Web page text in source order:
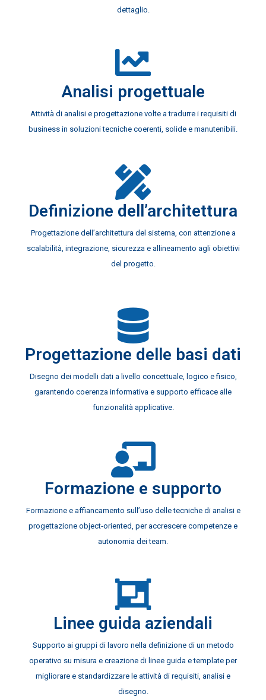
dettaglio.
Analisi progettuale
Attività di analisi e progettazione volte a tradurre i requisiti di
business in soluzioni tecniche coerenti, solide e manutenibili.
Definizione dell’architettura
Progettazione dell’architettura del sistema, con attenzione a
scalabilità, integrazione, sicurezza e allineamento agli obiettivi
del progetto.
Progettazione delle basi dati
Disegno dei modelli dati a livello concettuale, logico e fisico,
garantendo coerenza informativa e supporto efficace alle
funzionalità applicative.
Formazione e supporto
Formazione e affiancamento sull’uso delle tecniche di analisi e
progettazione object‑oriented, per accrescere competenze e
autonomia dei team.
Linee guida aziendali
Supporto ai gruppi di lavoro nella definizione di un metodo
operativo su misura e creazione di linee guida e template per
migliorare e standardizzare le attività di requisiti, analisi e
disegno.